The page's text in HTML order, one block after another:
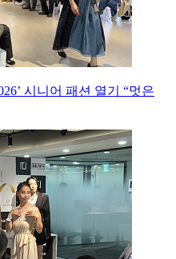
시니어 패션 열기 “멋은